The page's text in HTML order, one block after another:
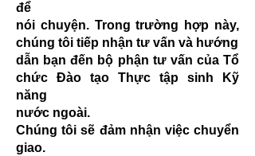
để
nói chuyện. Trong trường hợp này,
chúng tôi tiếp nhận tư vấn và hướng
dẫn bạn đến bộ phận tư vấn của Tổ
chức Đào tạo Thực tập sinh Kỹ
năng
nước ngoài.
Chúng tôi sẽ đảm nhận việc chuyển
giao.